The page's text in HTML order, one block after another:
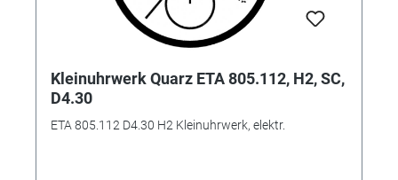
Kleinuhrwerk Quarz ETA 805.112, H2, SC,
D4.30
ETA 805.112 D4.30 H2 Kleinuhrwerk, elektr.